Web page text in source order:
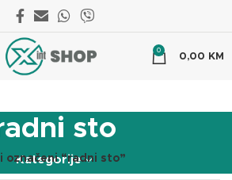
0
0,00 KM
sto
Kategorije
označeni “radni sto”